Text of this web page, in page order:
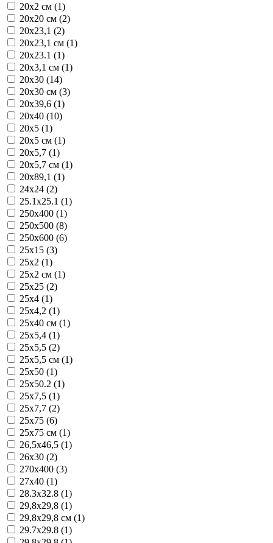
20x2 см (1)
20x20 см (2)
20x23,1 (2)
20x23,1 см (1)
20x23.1 (1)
20x3,1 см (1)
20x30 (14)
20x30 см (3)
20x39,6 (1)
20x40 (10)
20x5 (1)
20x5 см (1)
20x5,7 (1)
20x5,7 см (1)
20x89,1 (1)
24x24 (2)
25.1x25.1 (1)
250x400 (1)
250x500 (8)
250x600 (6)
25x15 (3)
25x2 (1)
25x2 см (1)
25x25 (2)
25x4 (1)
25x4,2 (1)
25x40 см (1)
25x5,4 (1)
25x5,5 (2)
25x5,5 см (1)
25x50 (1)
25x50.2 (1)
25x7,5 (1)
25x7,7 (2)
25x75 (6)
25x75 см (1)
26,5x46,5 (1)
26x30 (2)
270x400 (3)
27x40 (1)
28.3x32.8 (1)
29,8x29,8 (1)
29,8x29,8 см (1)
29.7x29.8 (1)